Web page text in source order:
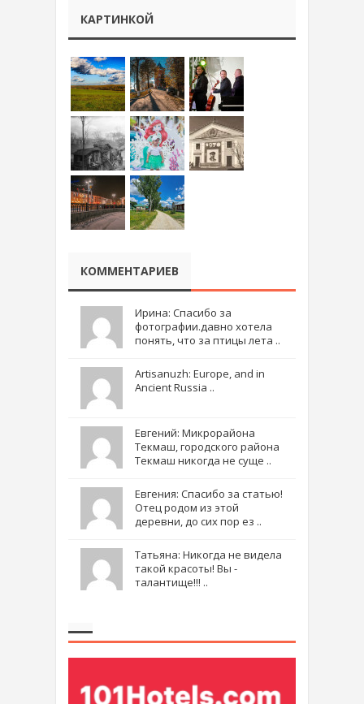
КАРТИНКОЙ
КОММЕНТАРИЕВ
Ирина: Спасибо за
фотографии.давно хотела
понять, что за птицы лета ..
Artisanuzh: Europe, and in
Ancient Russia ..
Евгений: Микрорайона
Текмаш, городского района
Текмаш никогда не суще ..
Евгения: Спасибо за статью!
Отец родом из этой
деревни, до сих пор ез ..
Татьяна: Никогда не видела
такой красоты! Вы -
талантище!!! ..